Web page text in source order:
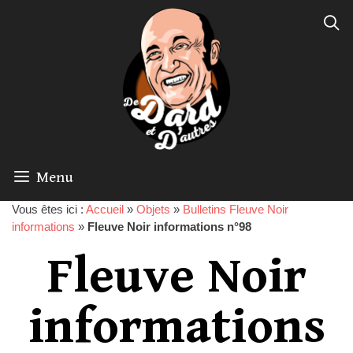
Menu
Vous êtes ici : Accueil » Objets » Bulletins Fleuve Noir
informations » Fleuve Noir informations n°98
Fleuve Noir
informations